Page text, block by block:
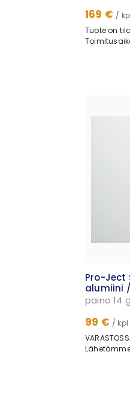
169 € /
Tuote on
Pro-Ject
alumiini
paino 14 g
99 € / kpl